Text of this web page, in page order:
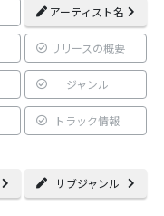
アーティスト名
リリースの概要
ジャンル
トラック情報
サブジャンル